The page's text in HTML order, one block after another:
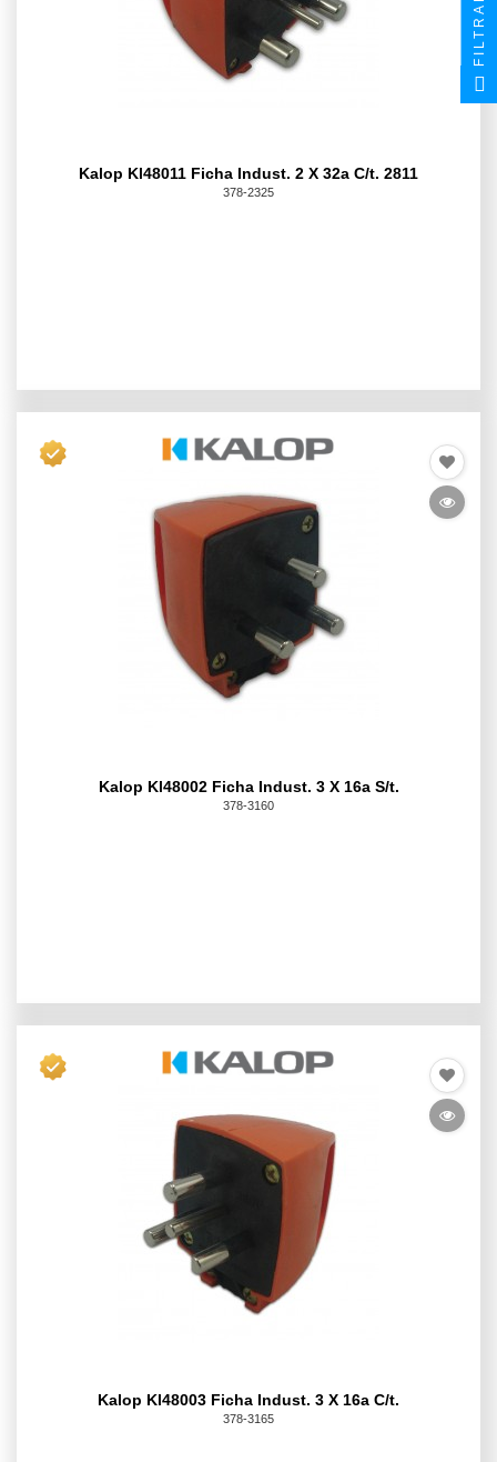
Kalop Kl48011 Ficha Indust. 2 X 32a C/t. 2811
378-2325
Kalop Kl48002 Ficha Indust. 3 X 16a S/t.
378-3160
Kalop Kl48003 Ficha Indust. 3 X 16a C/t.
378-3165
FILTRAR